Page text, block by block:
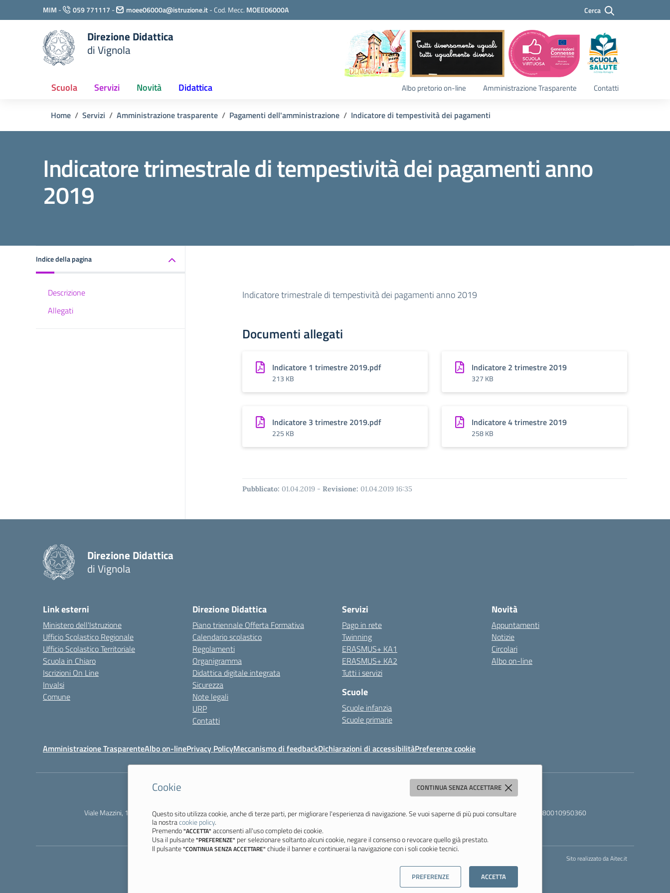
Cookie CONTINUA SENZA ACCETTARE
Questo sito utilizza cookie, anche di terze parti, per migliorare l'esperienza di navigazione. Se vuoi saperne di più puoi consultare
la nostracookie policy.
Premendo"ACCETTA" acconsenti all'uso completo dei cookie.
Usa il pulsante"PREFERENZE" per selezionare soltanto alcuni cookie, negare il consenso o revocare quello già prestato.
Il pulsante"CONTINUA SENZA ACCETTARE" chiude il banner e continuerai la navigazione con i soli cookie tecnici.
PREFERENZE ACCETTA
Vai ai contenuti
Vai al menu di navigazione
Vai al footer
MIM - 059 771117 - moee06000a@istruzione.it-Cod. Mecc. MOEE06000A Cerca
Direzione Didattica
di Vignola
Cerca
Scuola Servizi Novità Didattica Albo pretorio on-line Amministrazione Trasparente Contatti
Home Servizi Amministrazione trasparente Pagamenti dell'amministrazione Indicatore di tempestività dei pagamenti
Indicatore trimestrale di tempestività dei pagamenti anno
2019
Indice della pagina
Descrizione
Allegati
Indicatore trimestrale di tempestività dei pagamenti anno 2019
Documenti allegati
Indicatore 1 trimestre 2019.pdf
213 KB
Indicatore 2 trimestre 2019
327 KB
Indicatore 3 trimestre 2019.pdf
225 KB
Indicatore 4 trimestre 2019
258 KB
Pubblicato: 01.04.2019 - Revisione: 01.04.2019 16:35
Direzione Didattica
di Vignola
Link esterni
Ministero dell'Istruzione
Ufficio Scolastico Regionale
Ufficio Scolastico Territoriale
Scuola in Chiaro
Iscrizioni On Line
Invalsi
Comune
Direzione Didattica
Piano triennale Offerta Formativa
Calendario scolastico
Regolamenti
Organigramma
Didattica digitale integrata
Sicurezza
Note legali
URP
Contatti
Servizi
Pago in rete
Twinning
ERASMUS+ KA1
ERASMUS+ KA2
Tutti i servizi
Scuole
Scuole infanzia
Scuole primarie
Novità
Appuntamenti
Notizie
Circolari
Albo on-line
Amministrazione TrasparenteAlbo on-linePrivacy PolicyMeccanismo di feedbackDichiarazioni di accessibilitàPreferenze cookie
Viale Mazzini, 18 - 41058 Vignola (MO) - Tel. 059 771117 - Fax 059 771113 - Email:moee06000a@istruzione.it- PEC:moee06000a@pec.istruzione.it
- C.F. 80010950360
Ultimo aggiornamento: Mercoledì, 5 Agosto 2026 ore 08:44
Sito realizzato daAitec.it